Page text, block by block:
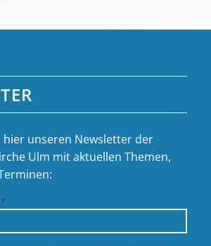
hier unseren Newsletter der
Ulm mit aktuellen Themen,
*